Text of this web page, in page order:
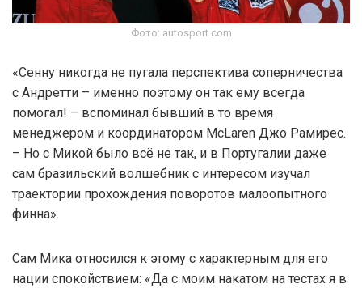
Фото: autosport.com
«Сенну никогда не пугала перспектива соперничества
с Андретти – именно поэтому он так ему всегда
помогал! – вспоминал бывший в то время
менеджером и координатором McLaren Джо Рамирес.
– Но с Микой было всё не так, и в Португалии даже
сам бразильский волшебник с интересом изучал
траектории прохождения поворотов малоопытного
финна».
Сам Мика относился к этому с характерным для его
нации спокойствием: «Да с моим накатом на тестах я в